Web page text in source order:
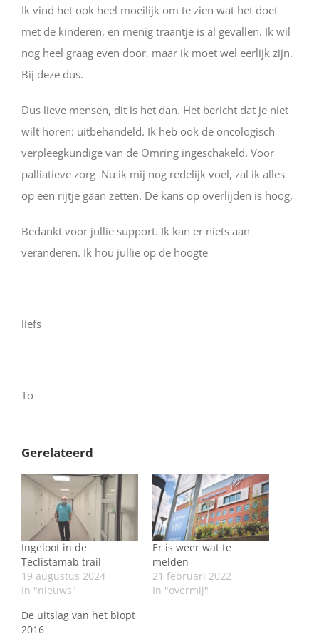
Ik vind het ook heel moeilijk om te zien wat het doet
met de kinderen, en menig traantje is al gevallen. Ik wil
nog heel graag even door, maar ik moet wel eerlijk zijn.
Bij deze dus.
Dus lieve mensen, dit is het dan. Het bericht dat je niet
wilt horen: uitbehandeld. Ik heb ook de oncologisch
verpleegkundige van de Omring ingeschakeld. Voor
palliatieve zorg Nu ik mij nog redelijk voel, zal ik alles
op een rijtje gaan zetten. De kans op overlijden is hoog,
Bedankt voor jullie support. Ik kan er niets aan
veranderen. Ik hou jullie op de hoogte
liefs
To
Gerelateerd
Ingeloot in de
Teclistamab trail
19 augustus 2024
In "nieuws"
Er is weer wat te
melden
21 februari 2022
In "overmij"
De uitslag van het biopt
2016